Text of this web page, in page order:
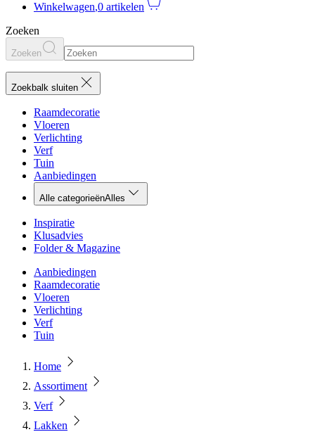
Winkelwagen,0 artikelen
Zoeken
Zoeken
Zoekbalk sluiten
Raamdecoratie
Vloeren
Verlichting
Verf
Tuin
Aanbiedingen
Alle categorieënAlles
Inspiratie
Klusadvies
Folder & Magazine
Aanbiedingen
Raamdecoratie
Vloeren
Verlichting
Verf
Tuin
Home
Assortiment
Verf
Lakken